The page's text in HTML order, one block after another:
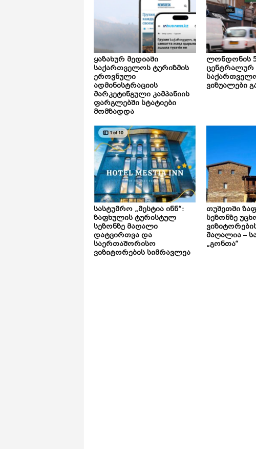
ყაზახურ მედიაში
საქართველოს ტურიზმის
ეროვნული
ადმინისტრაციის
მარკეტინგული კამპანიის
ფარგლებში სტატიები
მომზადდა
ლონდონის
ცენტრალურ
ვიზუალები
სასტუმრო „მესტია ინნ“:
ზაფხულის ტურისტულ
სეზონზე მაღალი
დატვირთვა და
საერთაშორისო
ვიზიტორების სიმრავლეა
თუშეთში
სეზონზე
მაღალია –
„გონთა“